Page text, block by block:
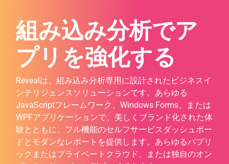
組み込み分析でア
プリを強化する
Revealは、組み込み分析専用に設計されたビジネスイ
ンテリジェンスソリューションです。あらゆる
JavaScriptフレームワーク、Windows Forms、または
WPFアプリケーションで、美しくブランド化された体
験とともに、フル機能のセルフサービスダッシュボー
ドとモダンなレポートを提供します。あらゆるパブリ
ックまたはプライベートクラウド、または独自のオン